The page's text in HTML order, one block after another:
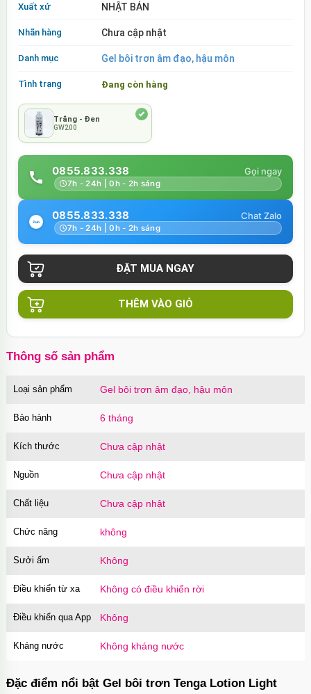
Xuất xứ NHẬT BẢN
Nhãn hàng Chưa cập nhật
Danh mục Gel bôi trơn âm đạo, hậu môn
Tình trạng Đang còn hàng
Trắng - Đen
GW200
0855.833.338
7h - 24h | 0h - 2h sáng
0855.833.338
7h - 24h | 0h - 2h sáng
THÊM VÀO GIỎ
Thông số sản phẩm
Loại sản phẩm Gel bôi trơn âm đạo, hậu môn
Bảo hành 6 tháng
Kích thước Chưa cập nhật
Nguồn Chưa cập nhật
Chất liệu Chưa cập nhật
Chức năng không
Sưởi ấm Không
Điều khiển từ xa Không có điều khiển rời
Điều khiển qua App Không
Kháng nước Không kháng nước
Đặc điểm nổi bật Gel bôi trơn Tenga Lotion Light